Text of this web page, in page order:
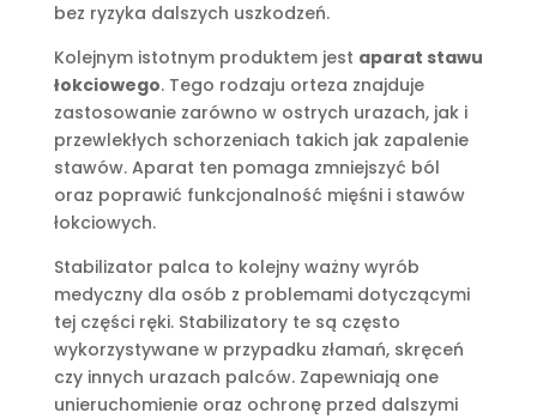
bez ryzyka dalszych uszkodzeń.
Kolejnym istotnym produktem jest aparat stawu
łokciowego. Tego rodzaju orteza znajduje
zastosowanie zarówno w ostrych urazach, jak i
przewlekłych schorzeniach takich jak zapalenie
stawów. Aparat ten pomaga zmniejszyć ból
oraz poprawić funkcjonalność mięśni i stawów
łokciowych.
Stabilizator palca to kolejny ważny wyrób
medyczny dla osób z problemami dotyczącymi
tej części ręki. Stabilizatory te są często
wykorzystywane w przypadku złamań, skręceń
czy innych urazach palców. Zapewniają one
unieruchomienie oraz ochronę przed dalszymi